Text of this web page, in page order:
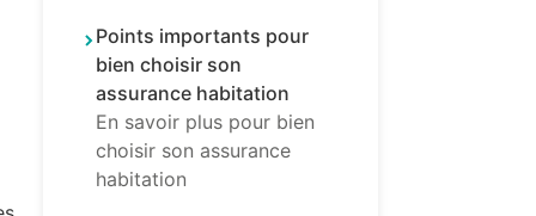
Points importants pour
bien choisir son
assurance habitation
En savoir plus pour bien
choisir son assurance
habitation